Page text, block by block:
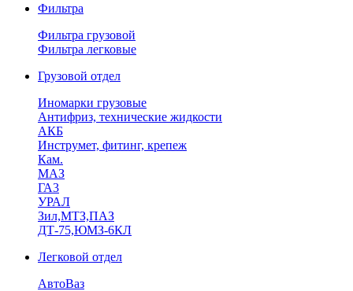
Фильтра
Фильтра грузовой
Фильтра легковые
Грузовой отдел
Иномарки грузовые
Антифриз, технические жидкости
АКБ
Инструмет, фитинг, крепеж
Кам.
МАЗ
ГА3
УРАЛ
Зил,МТЗ,ПАЗ
ДТ-75,ЮМЗ-6КЛ
Легковой отдел
АвтоВаз